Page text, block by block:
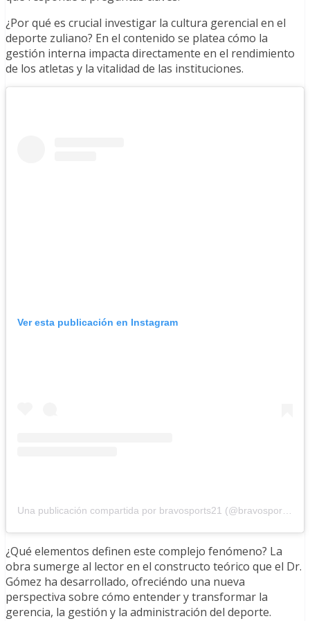
¿Por qué es crucial investigar la cultura gerencial en el
deporte zuliano? En el contenido se platea cómo la
gestión interna impacta directamente en el rendimiento
de los atletas y la vitalidad de las instituciones.
Ver esta publicación en Instagram
Una publicación compartida por bravosports21 (@bravosports21)
¿Qué elementos definen este complejo fenómeno? La
obra sumerge al lector en el constructo teórico que el Dr.
Gómez ha desarrollado, ofreciéndo una nueva
perspectiva sobre cómo entender y transformar la
gerencia, la gestión y la administración del deporte.